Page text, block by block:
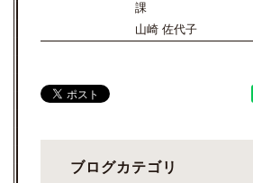
課
山崎 佐代子
ブログカテゴリ